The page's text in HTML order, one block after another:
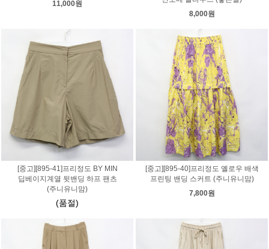
11,000원
8,000원
[중고][895-41]프리정도 BY MIN
딥베이지계열 뒷밴딩 하프 팬츠
(주니유니맘)
(품절)
[중고][895-40]프리정도 옐로우 배색
프린팅 밴딩 스커트 (주니유니맘)
7,800원